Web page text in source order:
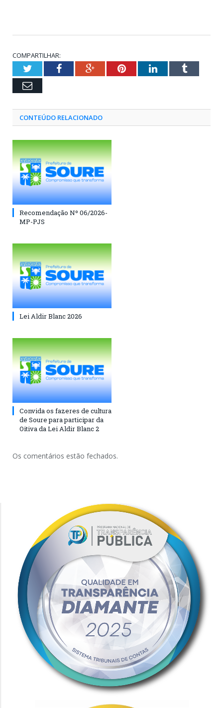
COMPARTILHAR:
TwitterFacebookGoogle+PinterestLinkedInTumblr
Email
CONTEÚDO RELACIONADO
Recomendação Nº 06/2026-
MP-PJS
Lei Aldir Blanc 2026
Convida os fazeres de cultura
de Soure para participar da
Oitiva da Lei Aldir Blanc 2
Os comentários estão fechados.